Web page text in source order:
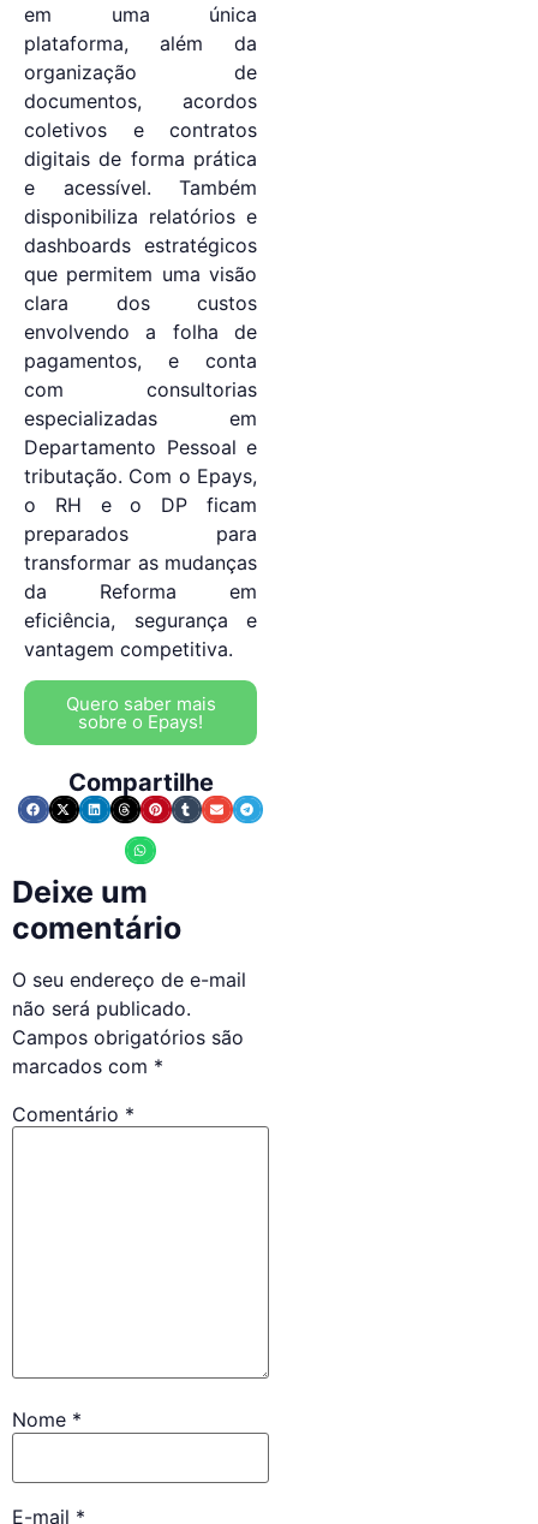
em uma única
plataforma, além da
organização de
documentos, acordos
coletivos e contratos
digitais de forma prática
e acessível. Também
disponibiliza relatórios e
dashboards estratégicos
que permitem uma visão
clara dos custos
envolvendo a folha de
pagamentos, e conta
com consultorias
especializadas em
Departamento Pessoal e
tributação. Com o Epays,
o RH e o DP ficam
preparados para
transformar as mudanças
da Reforma em
eficiência, segurança e
vantagem competitiva.
Quero saber mais
sobre o Epays!
Compartilhe
Deixe um
comentário
O seu endereço de e-mail
não será publicado.
Campos obrigatórios são
marcados com *
Comentário *
Nome *
E-mail *